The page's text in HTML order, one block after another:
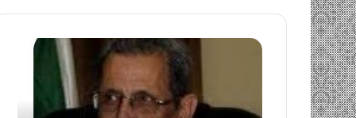
خاطرة
تحية
تقدير
خاصة